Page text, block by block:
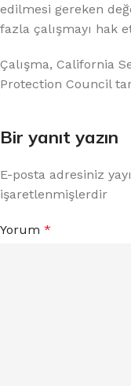
edilmesi gereken
fazla çalışmayı hak
Çalışma, California
Protection Council
Bir yanıt yazın
E-posta adresiniz
işaretlenmişlerdir
Yorum *